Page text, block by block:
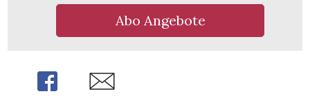
Abo Angebote
Share Share